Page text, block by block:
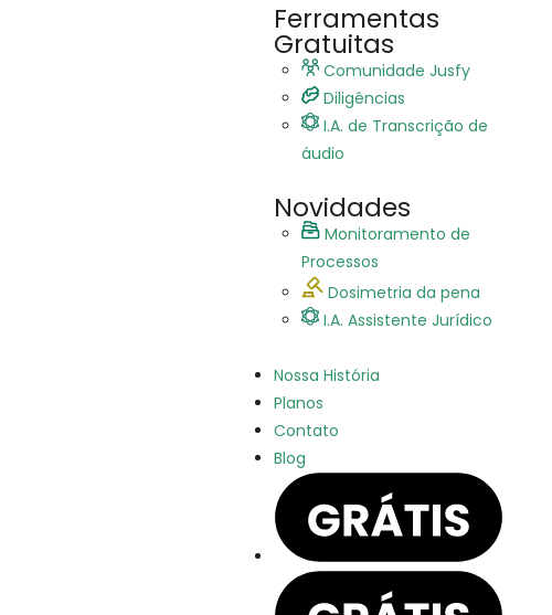
Ferramentas
Gratuitas
Comunidade Jusfy
Diligências
I.A. de Transcrição de
áudio
Novidades
Monitoramento de
Processos
Dosimetria da pena
I.A. Assistente Jurídico
Nossa História
Planos
Contato
Blog